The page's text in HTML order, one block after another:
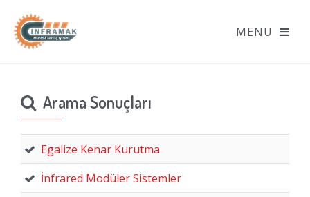
Arama Sonuçları
Egalize Kenar Kurutma
İnfrared Modüler Sistemler